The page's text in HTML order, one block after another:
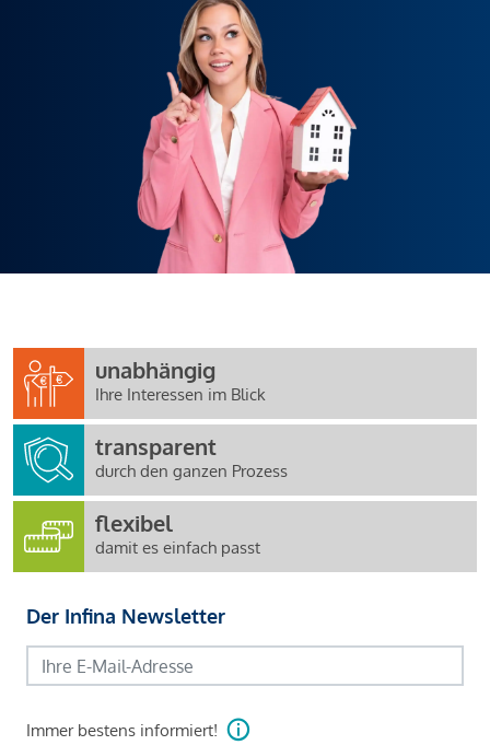
unabhängig
Ihre Interessen im Blick
transparent
durch den ganzen Prozess
flexibel
damit es einfach passt
Der Infina Newsletter
Immer bestens informiert!